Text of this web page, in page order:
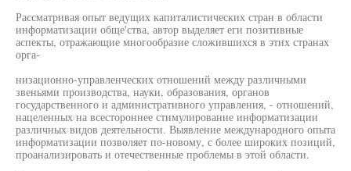
Рассматривая опыт ведущих капиталистических стран в области
информатизации обще'ства, автор выделяет еги позитивные
аспекты, отражающие многообразие сложившихся в этих странах
орга-
низационно-управленческих отношений между различными
звеньями производства, науки, образования, органов
государственного и административного управления, - отношений,
нацеленных на всестороннее стимулирование информатизации
различных видов деятельности. Выявление международного опыта
информатизации позволяет по-новому, с более широких позиций,
проанализировать и отечественные проблемы в этой области.